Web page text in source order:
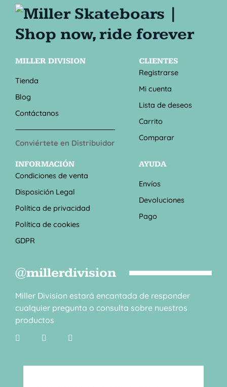
MILLER DIVISION
Tienda
Blog
Contáctanos
Conviértete en Distribuidor
CLIENTES
Registrarse
Mi cuenta
Lista de deseos
Carrito
Comparar
INFORMACIÓN
Condiciones de venta
Disposición Legal
Política de privacidad
Política de cookies
GDPR
AYUDA
Envíos
Devoluciones
Pago
@millerdivision
Miller Division estará encantada de responder
cualquier pregunta o consulta sobre nuestros
productos